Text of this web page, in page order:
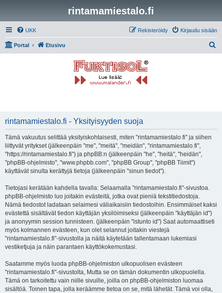
rintamamiestalo.fi
UKK Kirjaudu sisään
Rekisteröidy
Portal Etusivu
rintamamiestalo.fi - Yksityisyyden suoja
Tämä vakuutus selittää yksityiskohtaisesti, miten "rintamamiestalo.fi" ja siihen
liittyvät yritykset (jälkeenpäin "me", "meitä", "meidän", "rintamamiestalo.fi",
"https://rintamamiestalo.fi") ja phpBB:n (jälkeenpäin "he", "heitä", "heidän",
"phpBB-ohjelmisto", "www.phpbb.com", "phpBB Group", "phpBB Tiimit")
käyttävät sinulta kerättyjä tietoja (jälkeenpäin "sinun tiedot").
Tietojasi kerätään kahdella tavalla: Selaamalla "rintamamiestalo.fi"-sivustoa.
phpBB-ohjelmisto luo joitakin evästeitä, jotka ovat pieniä tekstitiedostoja.
Nämä tiedostot ladataan selaimesi väliaikaisiin tiedostoihin. Ensimmäiset kaksi
evästettä sisältävät tiedon käyttäjän yksilöimiseksi (jälkeenpäin "käyttäjän id")
ja anonyymin session tunnisteen. (jälkeenpäin "istunto id") Saat automaattiseti
myös kolmannen evästeen, kun olet selannut joitakin viestejä
"rintamamiestalo.fi"-sivustolla ja näitä käytetään tallentamaan lukemiasi
vestiketjuja ja näin parantaen käyttökokemustasi.
Saatamme myös luoda phpBB-ohjelmiston ulkopuolisen evästeen
"rintamamiestalo.fi"-sivustolta, Mutta se on tämän dokumentin ulkopuolella.
Tämä on tarkoitettu vain niille sivuille, joilla on phpBB-ohjelmiston luomaa
sisältöä. Toinen tapa, jolla keräämme tietoa on se, mitä lähetät. Tämä voi olla,